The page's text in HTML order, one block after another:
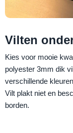
Vilten
Kies voor mooie
polyester 3mm dik
verschillende
Vilt plakt niet en
borden.